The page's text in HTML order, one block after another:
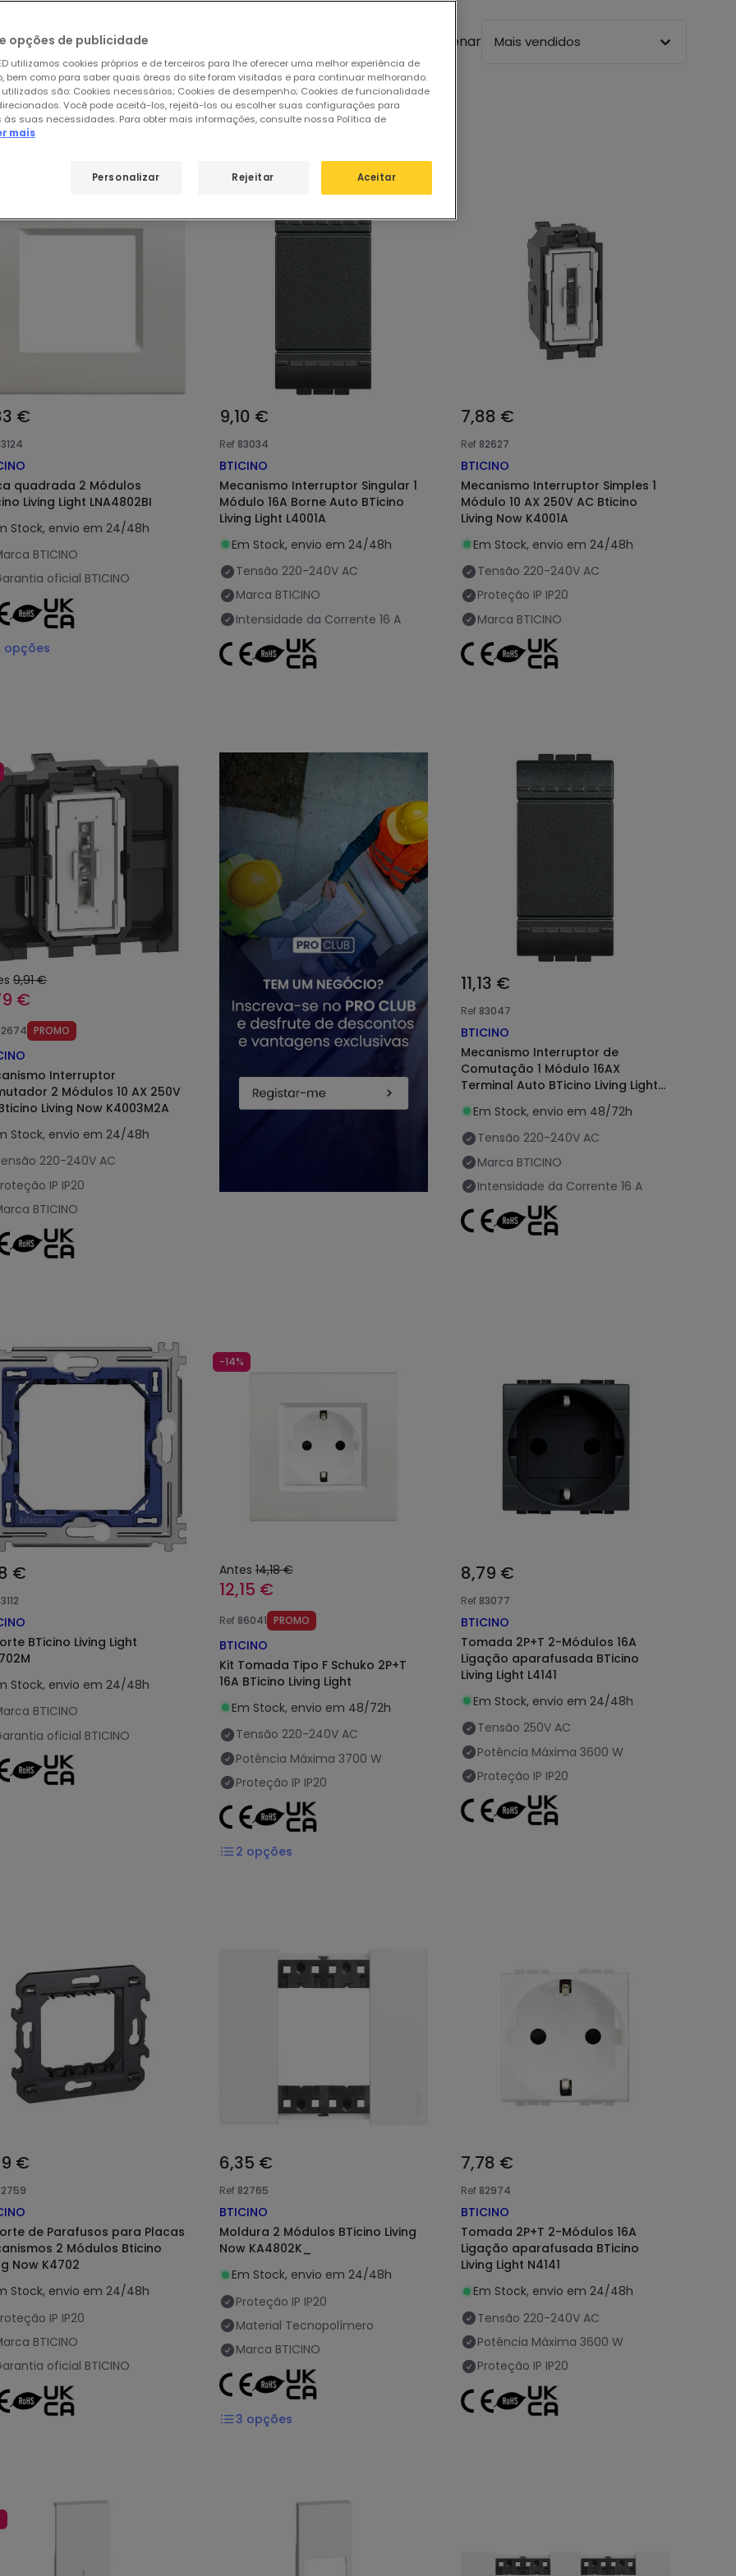
31 de68 produtos Ordenar Mais vendidos
produtos em destaque de BTicino
€
quadrada 2 Módulos
Living Light LNA4802BI
Stock, envio em 24/48h
BTICINO
oficial BTICINO
opções
9,10 €
Ref 83034
BTICINO
Mecanismo Interruptor Singular 1
Módulo 16A Borne Auto BTicino
Living Light L4001A
Em Stock, envio em 24/48h
Tensão 220-240V AC
Marca BTICINO
Intensidade da Corrente 16 A
7,88 €
Ref 82627
BTICINO
Mecanismo Interruptor Simples 1
Módulo 10 AX 250V AC Bticino
Living Now K4001A
Em Stock, envio em 24/48h
Tensão 220-240V AC
Proteção IP IP20
Marca BTICINO
9,91 €
€
PROMO
Interruptor
2 Módulos 10 AX 250V
Living Now K4003M2A
Stock, envio em 24/48h
220-240V AC
IP IP20
BTICINO
11,13 €
Ref 83047
BTICINO
Mecanismo Interruptor de
Comutação 1 Módulo 16AX
Terminal Auto BTicino Living Light
Em Stock, envio em 48/72h
Tensão 220-240V AC
Marca BTICINO
Intensidade da Corrente 16 A
€
BTicino Living Light
Stock, envio em 24/48h
BTICINO
oficial BTICINO
-14%
Antes 14,18 €
12,15 €
Ref 86041 PROMO
BTICINO
Kit Tomada Tipo F Schuko 2P+T
16A BTicino Living Light
Em Stock, envio em 48/72h
Tensão 220-240V AC
Potência Máxima 3700 W
Proteção IP IP20
2 opções
8,79 €
Ref 83077
BTICINO
Tomada 2P+T 2-Módulos 16A
Ligação aparafusada BTicino
Living Light L4141
Em Stock, envio em 24/48h
Tensão 250V AC
Potência Máxima 3600 W
Proteção IP IP20
€
de Parafusos para Placas
2 Módulos Bticino
Now K4702
Stock, envio em 24/48h
IP IP20
BTICINO
oficial BTICINO
6,35 €
Ref 82765
BTICINO
Moldura 2 Módulos BTicino Living
Now KA4802K_
Em Stock, envio em 24/48h
Proteção IP IP20
Material Tecnopolímero
Marca BTICINO
3 opções
7,78 €
Ref 82974
BTICINO
Tomada 2P+T 2-Módulos 16A
Ligação aparafusada BTicino
Living Light N4141
Em Stock, envio em 24/48h
Tensão 220-240V AC
Potência Máxima 3600 W
Proteção IP IP20
opções de publicidade
utilizamos cookies próprios e de terceiros para lhe oferecer uma melhor experiência de
bem como para saber quais áreas do site foram visitadas e para continuar melhorando.
utilizados são: Cookies necessários; Cookies de desempenho; Cookies de funcionalidade
Você pode aceitá-los, rejeitá-los ou escolher suas configurações para
suas necessidades. Para obter mais informações, consulte nossa Política de
mais
Rejeitar Aceitar
Personalizar